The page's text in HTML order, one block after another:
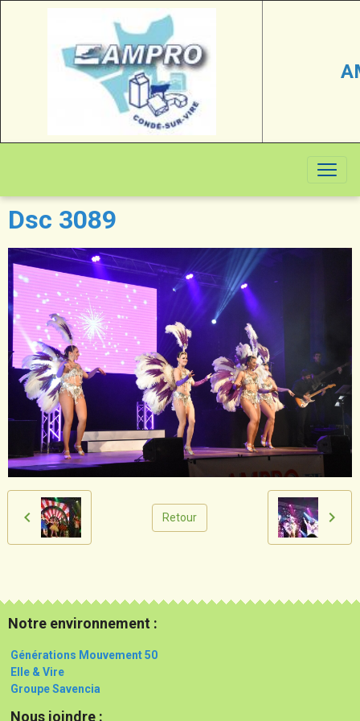
Dsc 3089
Retour
Notre environnement :
Générations Mouvement 50
Elle & Vire
Groupe Savencia
Nous joindre :